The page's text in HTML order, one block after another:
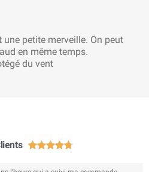
petite merveille. On peut
en même temps.
du vent
